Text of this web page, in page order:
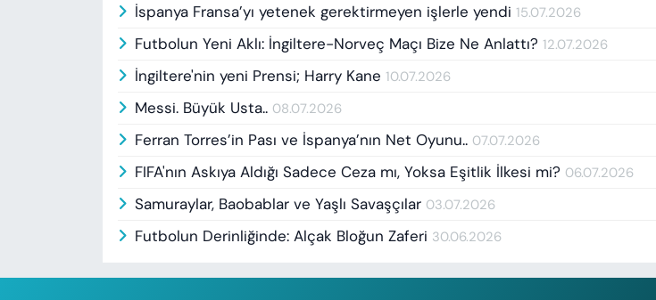
İspanya Fransa’yı yetenek gerektirmeyen işlerle yendi 15.07.2026
Futbolun Yeni Aklı: İngiltere-Norveç Maçı Bize Ne Anlattı? 12.07.2026
İngiltere'nin yeni Prensi; Harry Kane 10.07.2026
Messi. Büyük Usta.. 08.07.2026
Ferran Torres’in Pası ve İspanya’nın Net Oyunu.. 07.07.2026
FIFA'nın Askıya Aldığı Sadece Ceza mı, Yoksa Eşitlik İlkesi mi? 06.07.2026
Samuraylar, Baobablar ve Yaşlı Savaşçılar 03.07.2026
Futbolun Derinliğinde: Alçak Bloğun Zaferi 30.06.2026